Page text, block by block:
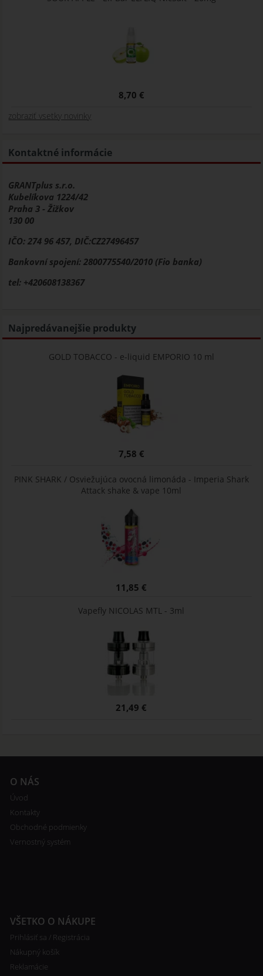
8,70 €
zobraziť vsetky novinky
Kontaktné informácie
GRANTplus s.r.o.
Kubelíkova 1224/42
Praha 3 - Žižkov
130 00
IČO: 274 96 457, DIČ:CZ27496457
Bankovní spojení: 2800775540/2010 (Fio banka)
tel: +420608138367
Najpredávanejšie produkty
GOLD TOBACCO - e-liquid EMPORIO 10 ml
7,58 €
PINK SHARK / Osviežujúca ovocná limonáda - Imperia Shark
Attack shake & vape 10ml
11,85 €
Vapefly NICOLAS MTL - 3ml
21,49 €
O NÁS
Úvod
Kontakty
Obchodné podmienky
Vernostný systém
VŠETKO O NÁKUPE
Prihlásiť sa / Registrácia
Nákupný košík
Reklamácie